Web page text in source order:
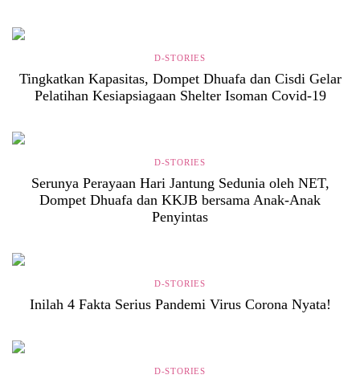
D-STORIES
Tingkatkan Kapasitas, Dompet Dhuafa dan Cisdi Gelar
Pelatihan Kesiapsiagaan Shelter Isoman Covid-19
D-STORIES
Serunya Perayaan Hari Jantung Sedunia oleh NET,
Dompet Dhuafa dan KKJB bersama Anak-Anak
Penyintas
D-STORIES
Inilah 4 Fakta Serius Pandemi Virus Corona Nyata!
D-STORIES